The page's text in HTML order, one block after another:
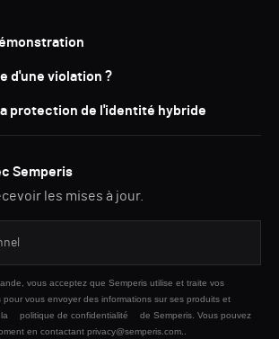
d'une violation ?
protection de l'identité hybride
Semperis
les mises à jour.
vous acceptez que Semperis utilise et traite vos
pour vous envoyer des informations sur ses produits et
politique de confidentialité
de Semperis. Vous pouvez
en contactant privacy@semperis.com..